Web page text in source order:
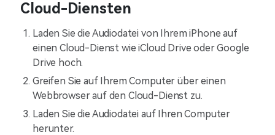
Cloud-Diensten
Laden Sie die Audiodatei von Ihrem iPhone auf
einen Cloud-Dienst wie iCloud Drive oder Google
Drive hoch.
Greifen Sie auf Ihrem Computer über einen
Webbrowser auf den Cloud-Dienst zu.
Laden Sie die Audiodatei auf Ihren Computer
herunter.